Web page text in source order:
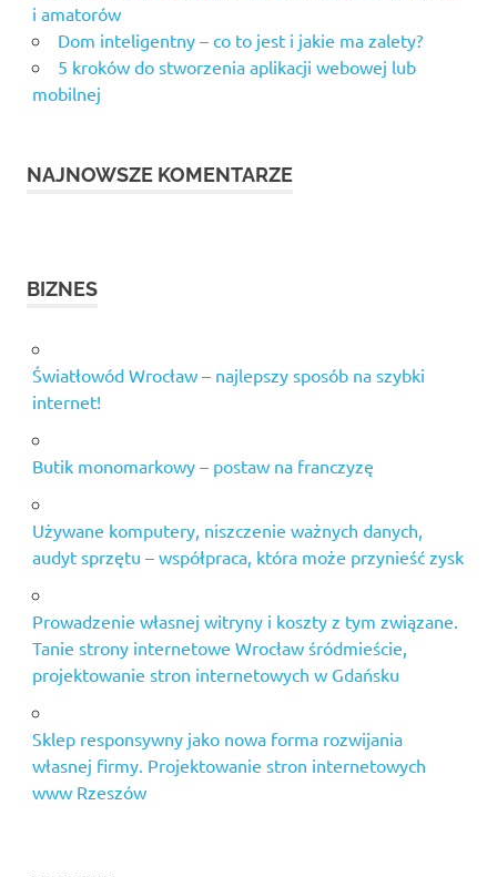
i amatorów
Dom inteligentny – co to jest i jakie ma zalety?
5 kroków do stworzenia aplikacji webowej lub
mobilnej
NAJNOWSZE KOMENTARZE
BIZNES
Światłowód Wrocław – najlepszy sposób na szybki
internet!
Butik monomarkowy – postaw na franczyzę
Używane komputery, niszczenie ważnych danych,
audyt sprzętu – współpraca, która może przynieść zysk
Prowadzenie własnej witryny i koszty z tym związane.
Tanie strony internetowe Wrocław śródmieście,
projektowanie stron internetowych w Gdańsku
Sklep responsywny jako nowa forma rozwijania
własnej firmy. Projektowanie stron internetowych
www Rzeszów